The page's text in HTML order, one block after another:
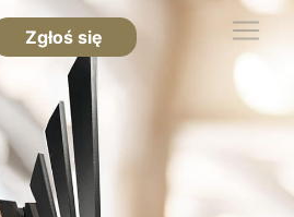
Zgłoś się